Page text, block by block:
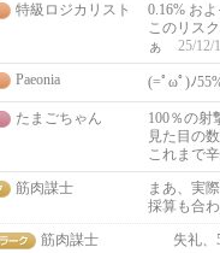
特級ロジカリスト
0.16% お
このリス
ぁ
25/12/
Paeonia
(=ﾟωﾟ)ﾉ
たまごちゃん
100％の射
見た目の
これまで
筋肉謀士
まあ、実
採算も合
筋肉謀士
失礼、